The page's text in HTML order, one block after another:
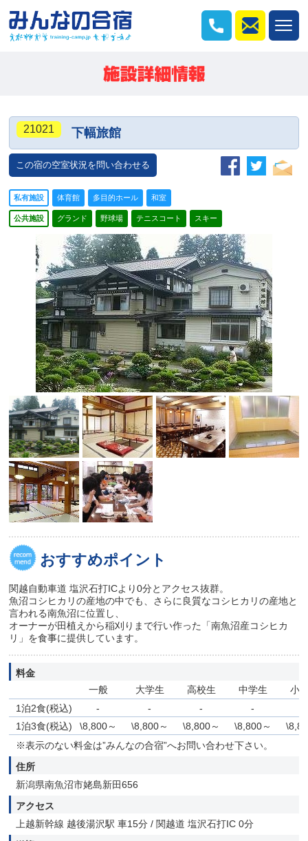
21021 下幅旅館
この宿の空室状況を問い合わせる
私有施設 体育館 多目的ホール 和室
公共施設 グランド 野球場 テニスコート スキー
おすすめポイント
関越自動車道 塩沢石打ICより0分とアクセス抜群。
魚沼コシヒカリの産地の中でも、さらに良質なコシヒカリの産地と
言われる南魚沼に位置し、
オーナーが田植えから稲刈りまで行い作った「南魚沼産コシヒカ
リ」を食事に提供しています。
料金
一般
大学生 高校生 中学生
小
1泊2食(税込)
- - - -
1泊3食(税込)
\8,800～ \8,800～ \8,800～ \8,800～
※表示のない料金は”みんなの合宿”へお問い合わせ下さい。
住所
新潟県南魚沼市姥島新田656
アクセス
上越新幹線 越後湯沢駅 車15分 / 関越道 塩沢石打IC 0分